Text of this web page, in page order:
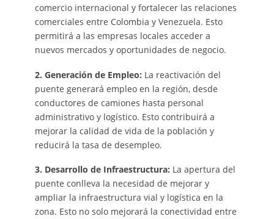
comercio internacional y fortalecer las relaciones
comerciales entre Colombia y Venezuela. Esto
permitirá a las empresas locales acceder a
nuevos mercados y oportunidades de negocio.
2. Generación de Empleo: La reactivación del
puente generará empleo en la región, desde
conductores de camiones hasta personal
administrativo y logístico. Esto contribuirá a
mejorar la calidad de vida de la población y
reducirá la tasa de desempleo.
3. Desarrollo de Infraestructura: La apertura del
puente conlleva la necesidad de mejorar y
ampliar la infraestructura vial y logística en la
zona. Esto no solo mejorará la conectividad entre